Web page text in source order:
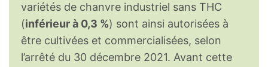
variétés de chanvre industriel sans THC
(inférieur à 0,3 %) sont ainsi autorisées à
être cultivées et commercialisées, selon
l’arrêté du 30 décembre 2021. Avant cette